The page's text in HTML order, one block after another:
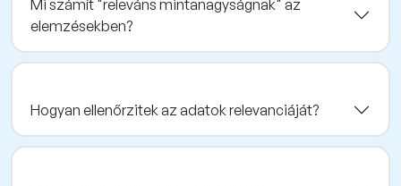
Mi számít "releváns mintanagyságnak" az
elemzésekben?
Hogyan ellenőrzitek az adatok relevanciáját?